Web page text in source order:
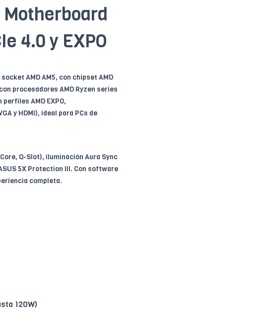
4.0 y EXPO
AMD AM5, con chipset AMD
procesadores AMD Ryzen series
AMD EXPO,
y HDMI), ideal para PCs de
Q-Slot), iluminación Aura Sync
5X Protection III. Con software
completa.
120W)